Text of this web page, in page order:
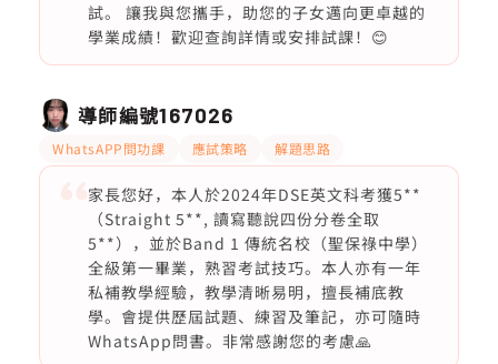
試。 讓我與您攜手，助您的子女邁向更卓越的
學業成績！歡迎查詢詳情或安排試課！😊
導師編號167026
WhatsAPP問功課 應試策略 解題思路
家長您好，本人於2024年DSE英文科考獲5**
（Straight 5**, 讀寫聽說四份分卷全取
5**），並於Band 1 傳統名校（聖保祿中學）
全級第一畢業，熟習考試技巧。本人亦有一年
私補教學經驗，教學清晰易明，擅長補底教
學。會提供歷屆試題、練習及筆記，亦可隨時
WhatsApp問書。非常感謝您的考慮🙏